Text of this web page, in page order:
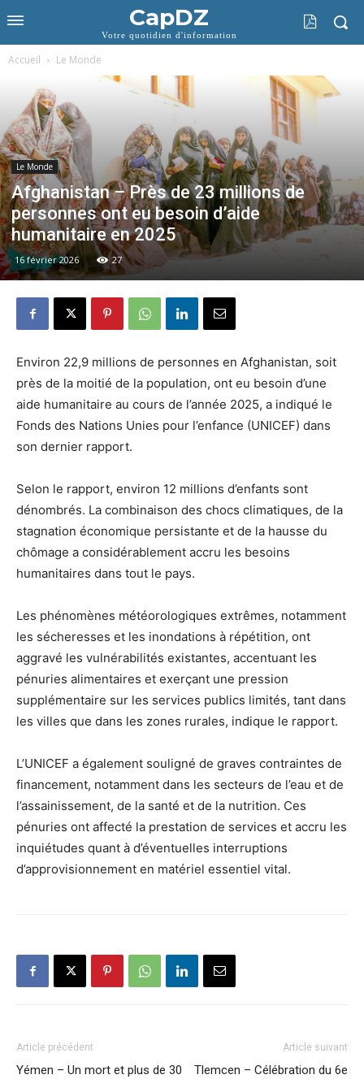
CapDZ
Votre quotidien d'information
Accueil Le Monde
Le Monde
Afghanistan – Près de 23 millions de
personnes ont eu besoin d’aide
humanitaire en 2025
16 février 2026 27
Environ 22,9 millions de personnes en Afghanistan, soit
près de la moitié de la population, ont eu besoin d’une
aide humanitaire au cours de l’année 2025, a indiqué le
Fonds des Nations Unies pour l’enfance (UNICEF) dans
son dernier rapport.
Selon le rapport, environ 12 millions d’enfants sont
dénombrés. La combinaison des chocs climatiques, de la
stagnation économique persistante et de la hausse du
chômage a considérablement accru les besoins
humanitaires dans tout le pays.
Les phénomènes météorologiques extrêmes, notamment
les sécheresses et les inondations à répétition, ont
aggravé les vulnérabilités existantes, accentuant les
pénuries alimentaires et exerçant une pression
supplémentaire sur les services publics limités, tant dans
les villes que dans les zones rurales, indique le rapport.
L’UNICEF a également souligné de graves contraintes de
financement, notamment dans les secteurs de l’eau et de
l’assainissement, de la santé et de la nutrition. Ces
pénuries ont affecté la prestation de services et accru les
inquiétudes quant à d’éventuelles interruptions
d’approvisionnement en matériel essentiel vital.
Article précédent
Yémen – Un mort et plus de 30
Article suivant
Tlemcen – Célébration du 6e